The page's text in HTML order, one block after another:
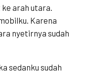
arah utara.
Karena
nyetirnya sudah
sedanku sudah